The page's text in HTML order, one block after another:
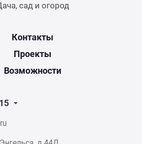
сад и огород
Контакты
Проекты
Возможности